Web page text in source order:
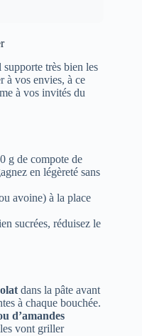
supporte très bien les
à vos envies, à ce
à vos invités du
g de compote de
en légèreté sans
avoine) à la place
sucrées, réduisez le
dans la pâte avant
à chaque bouchée.
d’amandes
vont griller